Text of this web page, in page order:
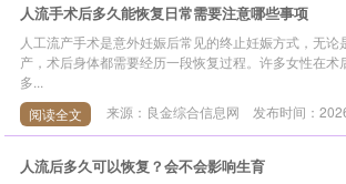
人流手术后多久能恢复日常需要注意哪些事项
人工流产手术是意外妊娠后常见的终止妊娠方式，无论
产，术后身体都需要经历一段恢复过程。许多女性在术
多...
阅读全文
来源：良金综合信息网 发布时间：
人流后多久可以恢复？会不会影响生育